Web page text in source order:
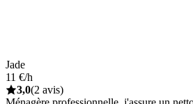
Jade
11 €/h
3,0(2 avis)